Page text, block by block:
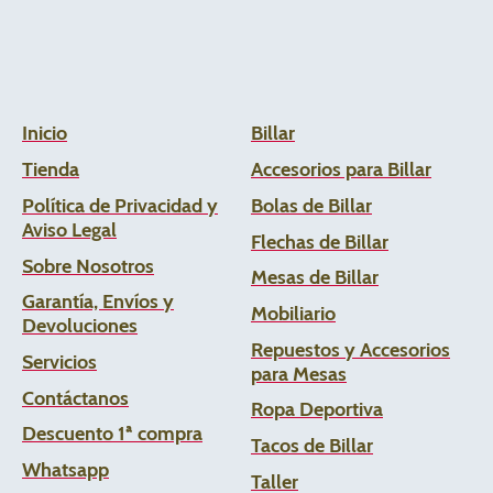
Inicio
Tienda
Política de Privacidad y
Aviso Legal
Sobre Nosotros
Garantía, Envíos y
Devoluciones
Servicios
Contáctanos
Descuento 1ª compra
Whatsapp
Billar
Accesorios para Billar
Bolas de Billar
Flechas de Billar
Mesas de Billar
Mobiliario
Repuestos y Accesorios
para Mesas
Ropa Deportiva
Tacos de Billar
Taller